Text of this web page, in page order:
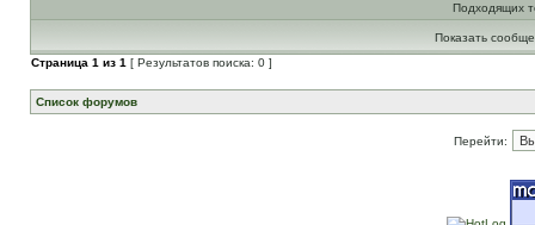
Подходящих
Показать
Страница 1 из 1 [ Результатов поиска: 0 ]
Список форумов
Перейти: